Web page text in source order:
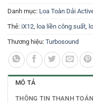
Danh mục: Loa Toàn Dải
Thẻ: iX12 loa liền công suất
Thương hiệu: Turbosound
MÔ TẢ
THÔNG TIN THANH TOÁN